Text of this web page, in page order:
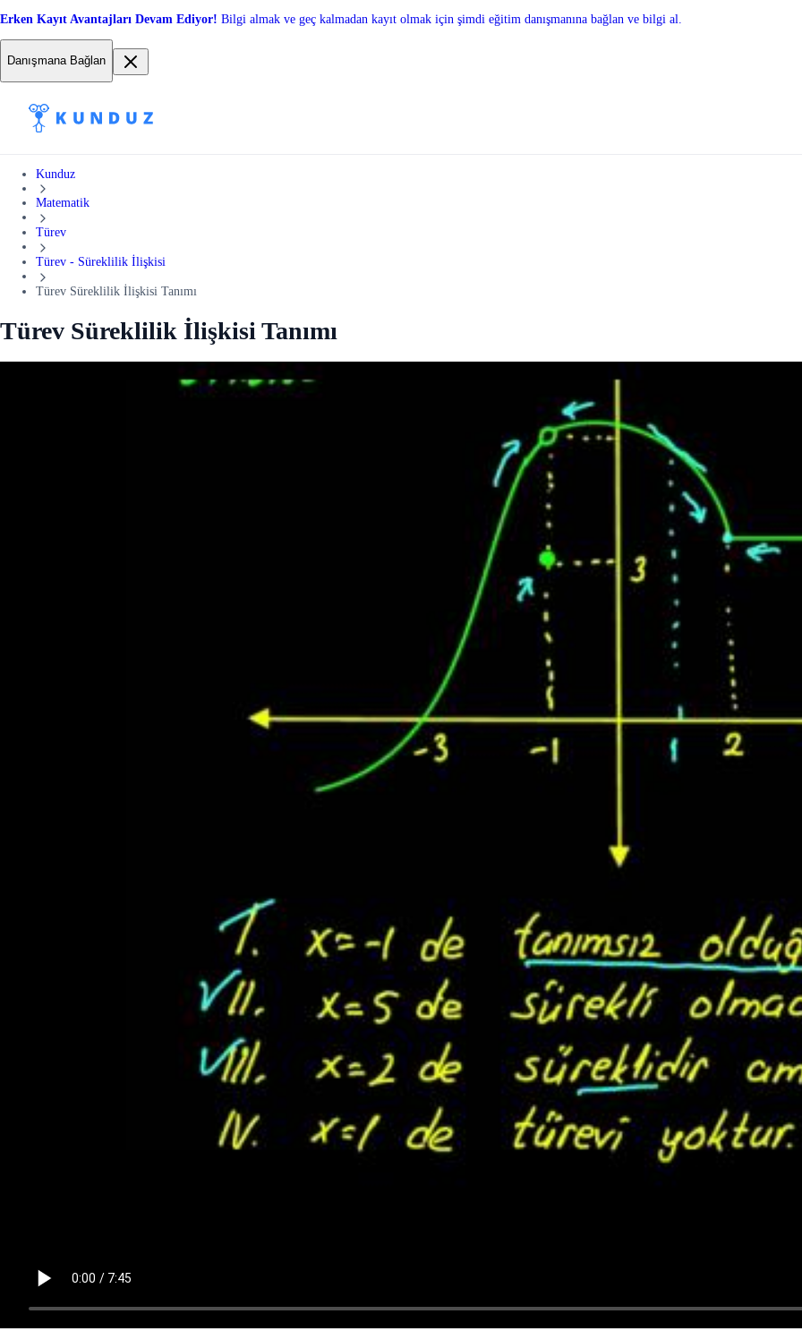
Erken Kayıt Avantajları Devam Ediyor! Bilgi almak ve geç kalmadan kayıt olmak için şimdi eğitim danışmanına bağlan ve bilgi al.
Danışmana Bağlan
Kunduz
Matematik
Türev
Türev - Süreklilik İlişkisi
Türev Süreklilik İlişkisi Tanımı
Türev Süreklilik İlişkisi Tanımı